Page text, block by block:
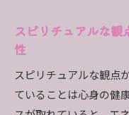
感謝の心が
感謝のリス
感謝の気持
スピリチュアルな
性
スピリチュアルな観点
ていることは心身の健